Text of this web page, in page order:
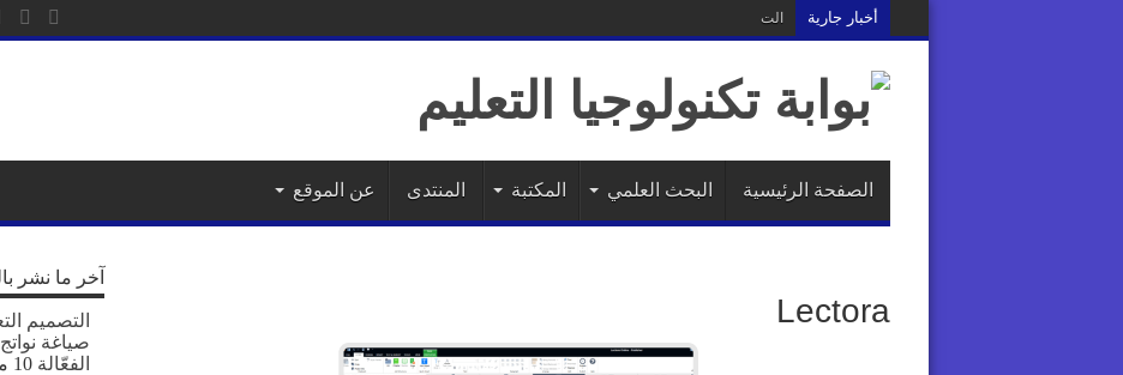
أخبار جارية التصميم التعليمي: هل نصمم الخبرات
الصفحة الرئيسية البحث العلمي المكتبة المنتدى عن الموقع
Lectora
آخر ما نشر
التصميم
صياغة
الفعّالة 10 مايو, 2026